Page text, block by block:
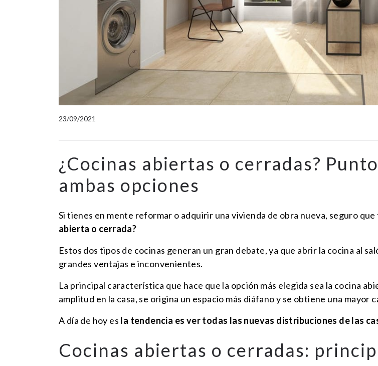
23/09/2021
¿Cocinas abiertas o cerradas?
ambas opciones
Si tienes en mente reformar o adquirir una vivienda de obra nueva, seguro
abierta o cerrada?
Estos dos tipos de cocinas generan un gran debate, ya que abrir la cocina al
grandes ventajas e inconvenientes.
La principal característica que hace que la opción más elegida sea la cocina
amplitud en la casa, se origina un espacio más diáfano y se obtiene una mayor
A día de hoy es la tendencia es ver todas las nuevas distribuciones de las
Cocinas abiertas o cerradas: